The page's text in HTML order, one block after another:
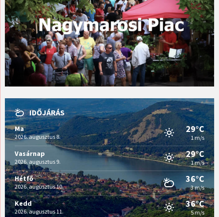
IDŐJÁRÁS
Ma
2026. augusztus 8.
29°C
1 m/s
Vasárnap
2026. augusztus 9.
29°C
1 m/s
Hétfő
2026. augusztus 10.
36°C
3 m/s
Kedd
2026. augusztus 11.
36°C
5 m/s